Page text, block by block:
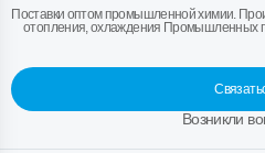
Поставки оптом промышленной химии.
отопления, охлаждения Промышленных
Возникли